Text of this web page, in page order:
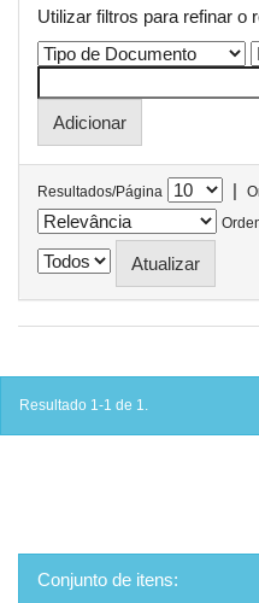
Utilizar filtros para refinar o
Resultados/Página |
Resultado 1-1 de 1.
Conjunto de itens: